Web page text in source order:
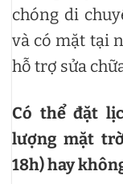
chóng di
và có mặt tại
hỗ trợ sửa
Có thể đặt
lượng mặt
18h) hay